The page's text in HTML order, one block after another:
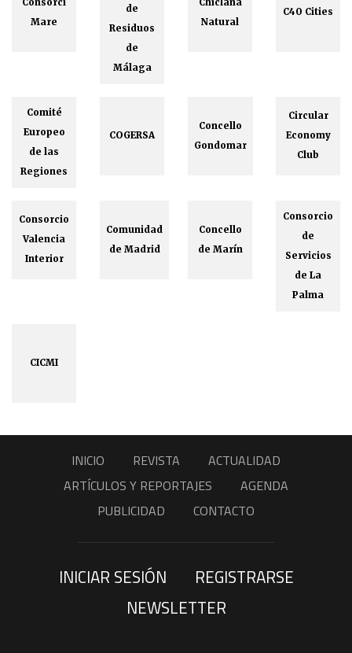
Mare
de
Residuos
de
Málaga
Natural
C40 Cities
Comité
Europeo
de las
Regiones
COGERSA
Concello
Gondomar
Circular
Economy
Club
Consorcio
Valencia
Interior
Comunidad
de Madrid
Concello
de Marín
Consorcio
de
Servicios
de La
Palma
CICMI
INICIO REVISTA
ACTUALIDAD
ARTÍCULOS Y REPORTAJES
AGENDA
PUBLICIDAD
CONTACTO
INICIAR SESIÓN
REGISTRARSE
NEWSLETTER